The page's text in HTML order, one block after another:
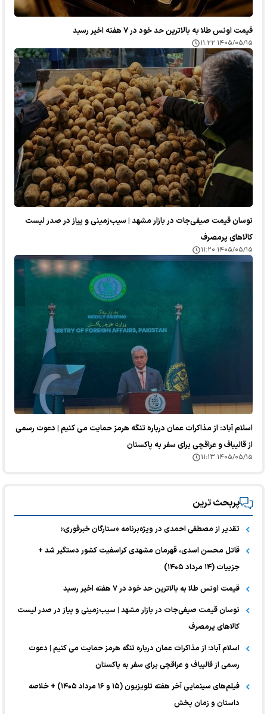
قیمت اونس طلا به بالاترین حد خود در ۷ هفته اخیر رسید
۱۴۰۵/۰۵/۱۵ ۱۱:۲۲
نوسان قیمت صیفی‌جات در بازار مشهد | سیب‌زمینی و پیاز در صدر لیست
کالا‌های پرمصرف
۱۴۰۵/۰۵/۱۵ ۱۱:۲۰
اسلام آباد: از مذاکرات عمان درباره تنگه هرمز حمایت می کنیم | دعوت رسمی
از قالیباف و عراقچی برای سفر به پاکستان
۱۴۰۵/۰۵/۱۵ ۱۱:۱۳
پربحث ترین
تقدیر از مصطفی احمدی در ویژه‌برنامه «ستارگان خبرفوری»
قاتل محسن اسدی، قهرمان مشهدی کراسفیت کشور دستگیر شد +
جزییات (۱۴ مرداد ۱۴۰۵)
قیمت اونس طلا به بالاترین حد خود در ۷ هفته اخیر رسید
نوسان قیمت صیفی‌جات در بازار مشهد | سیب‌زمینی و پیاز در صدر لیست
کالا‌های پرمصرف
اسلام آباد: از مذاکرات عمان درباره تنگه هرمز حمایت می کنیم | دعوت
رسمی از قالیباف و عراقچی برای سفر به پاکستان
فیلم‌های سینمایی آخر هفته تلویزیون (۱۵ و ۱۶ مرداد ۱۴۰۵) + خلاصه
داستان و زمان پخش